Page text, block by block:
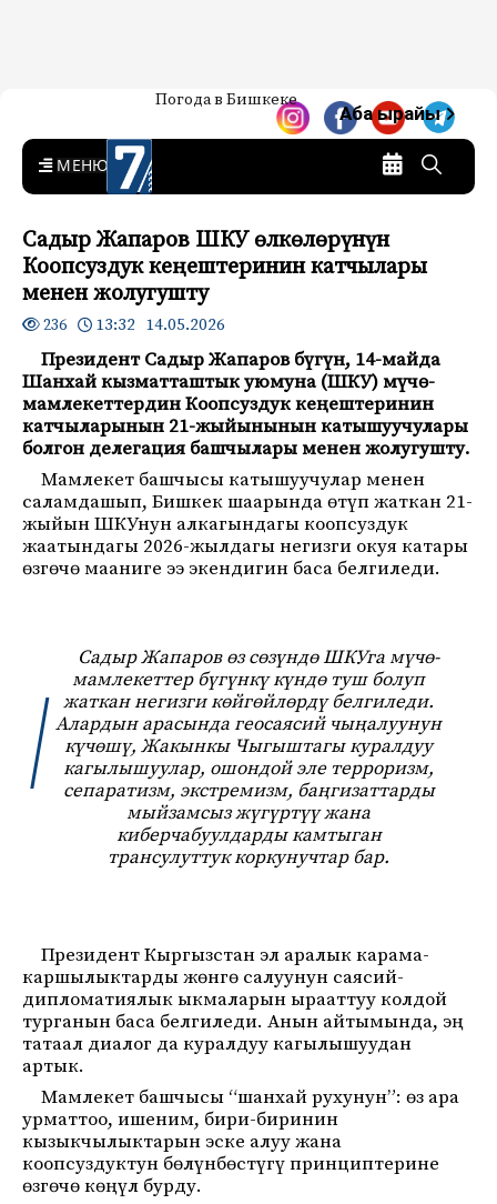
7-канал. Жаңылыктар —
Кыргызстан
Жаңылыктар — Кыргызстан
Погода в Бишкеке
Аба ырайы
MENU
Садыр Жапаров ШКУ өлкөлөрүнүн
Коопсуздук кеңештеринин катчылары
менен жолугушту
236 13:32 14.05.2026
Президент Садыр Жапаров бүгүн, 14-майда
Шанхай кызматташтык уюмуна (ШКУ) мүчө-
мамлекеттердин Коопсуздук кеңештеринин
катчыларынын 21-жыйынынын катышуучулары
болгон делегация башчылары менен жолугушту.
Мамлекет башчысы катышуучулар менен
саламдашып, Бишкек шаарында өтүп жаткан 21-
жыйын ШКУнун алкагындагы коопсуздук
жаатындагы 2026-жылдагы негизги окуя катары
өзгөчө мааниге ээ экендигин баса белгиледи.
Садыр Жапаров өз сөзүндө ШКУга мүчө-
мамлекеттер бүгүнкү күндө туш болуп
жаткан негизги көйгөйлөрдү белгиледи.
Алардын арасында геосаясий чыңалуунун
күчөшү, Жакынкы Чыгыштагы куралдуу
кагылышуулар, ошондой эле терроризм,
сепаратизм, экстремизм, баңгизаттарды
мыйзамсыз жүгүртүү жана
киберчабуулдарды камтыган
трансулуттук коркунучтар бар.
Президент Кыргызстан эл аралык карама-
каршылыктарды жөнгө салуунун саясий-
дипломатиялык ыкмаларын ырааттуу колдой
турганын баса белгиледи. Анын айтымында, эң
татаал диалог да куралдуу кагылышуудан
артык.
Мамлекет башчысы “шанхай рухунун”: өз ара
урматтоо, ишеним, бири-биринин
кызыкчылыктарын эске алуу жана
коопсуздуктун бөлүнбөстүгү принциптерине
өзгөчө көңүл бурду.